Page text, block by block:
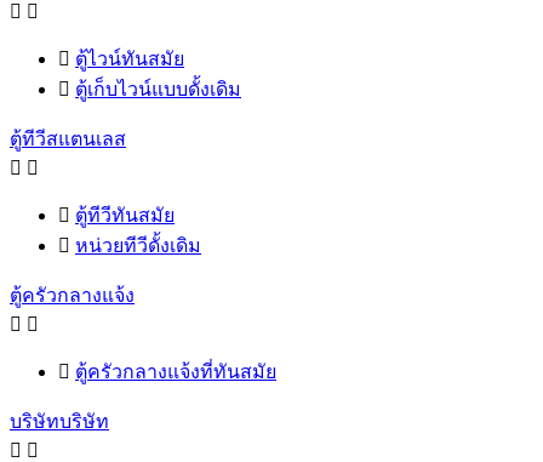
 
 ตู้ไวน์ทันสมัย
 ตู้เก็บไวน์แบบดั้งเดิม
ตู้ทีวีสแตนเลส
 
 ตู้ทีวีทันสมัย
 หน่วยทีวีดั้งเดิม
ตู้ครัวกลางแจ้ง
 
 ตู้ครัวกลางแจ้งที่ทันสมัย
บริษัทบริษัท
 